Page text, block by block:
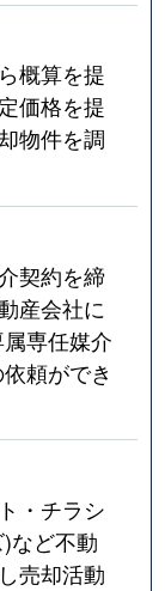
概算を提
価格を提
物件を調
契約を締
産会社に
専任媒介
頼ができ
・チラシ
など不動
売却活動